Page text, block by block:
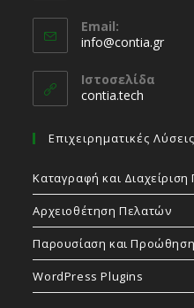
Email:
info@contia.gr
Ιστοσελίδα
contia.tech
Επιχειρηματικές Λύσεις
Καταγραφή και
Αρχειοθέτηση Πελατών
Παρουσίαση και
WordPress Plugins